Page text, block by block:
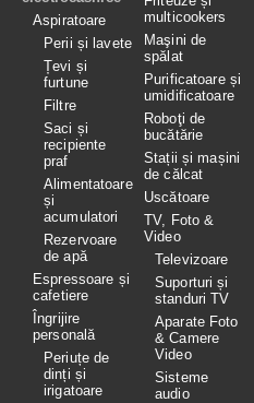
Aspiratoare
Perii și lavete
Țevi și
furtune
Filtre
Saci și
recipiente
praf
Alimentatoare
și
acumulatori
Rezervoare
de apă
Espressoare și
cafetiere
Îngrijire
personală
Periuțe de
dinți și
irigatoare
multicookers
Maşini de
spălat
Purificatoare și
umidificatoare
Roboţi de
bucătărie
Stații și mașini
de călcat
Uscătoare
TV, Foto &
Video
Televizoare
Suporturi și
standuri TV
Aparate Foto
& Camere
Video
Sisteme
audio